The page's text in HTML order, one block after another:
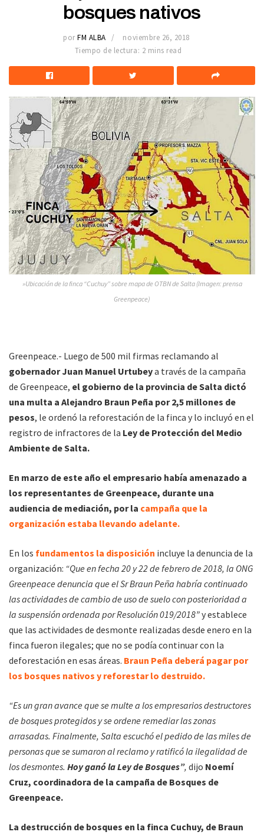
bosques nativos
por FM ALBA
noviembre 26, 2018
Tiempo de lectura: 2 mins read
»Ubicación de la finca “Cuchuy” sobre mapa de OTBN de Salta (Imagen: prensa
Greenpeace)
Greenpeace.- Luego de 500 mil firmas reclamando al
gobernador Juan Manuel Urtubeya través de la campaña
de Greenpeace, el gobierno de la provincia de Salta dictó
una multa a Alejandro Braun Peña por 2,5 millones de
pesos, le ordenó la reforestación de la finca y lo incluyó en el
registro de infractores de la Ley de Protección del Medio
Ambiente de Salta.
En marzo de este año el empresario había amenazado a
los representantes de Greenpeace, durante una
audiencia de mediación, por la campaña que la
organización estaba llevando adelante.
En los fundamentos la disposición incluye la denuncia de la
organización: “Que en fecha 20 y 22 de febrero de 2018, la ONG
Greenpeace denuncia que el Sr Braun Peña habría continuado
las actividades de cambio de uso de suelo con posterioridad a
la suspensión ordenada por Resolución 019/2018”y establece
que las actividades de desmonte realizadas desde enero en la
finca fueron ilegales; que no se podía continuar con la
deforestación en esas áreas. Braun Peña deberá pagar por
los bosques nativos y reforestar lo destruido.
“Es un gran avance que se multe a los empresarios destructores
de bosques protegidos y se ordene remediar las zonas
arrasadas. Finalmente, Salta escuchó el pedido de las miles de
personas que se sumaron al reclamo y ratificó la ilegalidad de
los desmontes. Hoy ganó la Ley de Bosques”, dijo Noemí
Cruz, coordinadora de la campaña de Bosques de
Greenpeace.
La destrucción de bosques en la finca Cuchuy, de Braun